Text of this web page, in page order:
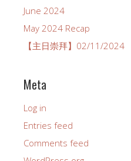
June 2024
May 2024 Recap
【主日崇拜】02/11/2024
Meta
Log in
Entries feed
Comments feed